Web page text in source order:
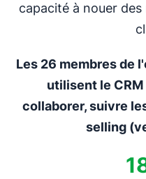
capacité à nouer
Les 26 membres de
utilisent le
collaborer, suivre
selling